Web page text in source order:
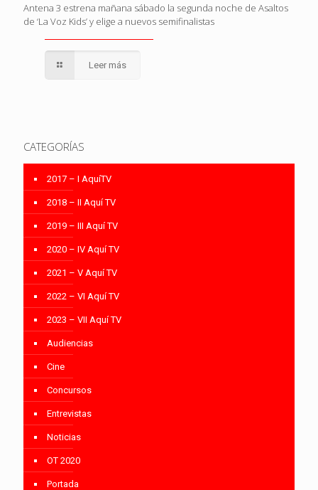
Antena 3 estrena mañana sábado la segunda noche de Asaltos
de ‘La Voz Kids’ y elige a nuevos semifinalistas
Leer más
CATEGORÍAS
2017 – I AquíTV
2018 – II Aquí TV
2019 – III Aquí TV
2020 – IV Aquí TV
2021 – V Aquí TV
2022 – VI Aquí TV
2023 – VII Aquí TV
Audiencias
Cine
Concursos
Entrevistas
Noticias
OT 2020
Portada